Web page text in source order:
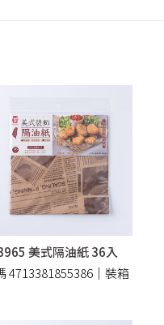
美式隔油紙 36入
4713381855386｜裝箱